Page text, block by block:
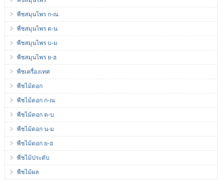
พืชสมุนไพร ก-ณ
พืชสมุนไพร ด-น
พืชสมุนไพร บ-ม
พืชสมุนไพร ย-ฮ
พืชเครื่องเทศ
พืชไม้ดอก
พืชไม้ดอก ก-ณ
พืชไม้ดอก ด-บ
พืชไม้ดอก น-ม
พืชไม้ดอก ย-ฮ
พืชไม้ประดับ
พืชไม้ผล